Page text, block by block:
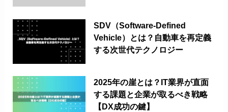
SDV（Software-Defined
Vehicle）とは？自動車を再定義
する次世代テクノロジー
2025年の崖とは？IT業界が直面
する課題と企業が取るべき戦略
【DX成功の鍵】